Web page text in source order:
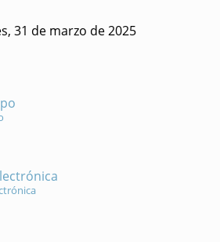
31 de marzo de 2025